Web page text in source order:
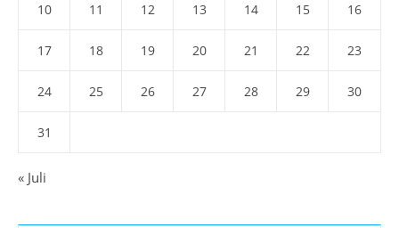
10 11 12 13 14 15 16
17 18 19 20 21 22 23
24 25 26 27 28 29 30
31
« Juli